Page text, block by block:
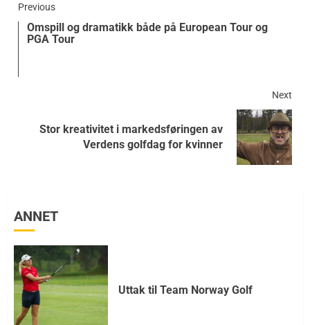
Previous
Omspill og dramatikk både på European Tour og
PGA Tour
Next
Stor kreativitet i markedsføringen av
Verdens golfdag for kvinner
ANNET
Uttak til Team Norway Golf